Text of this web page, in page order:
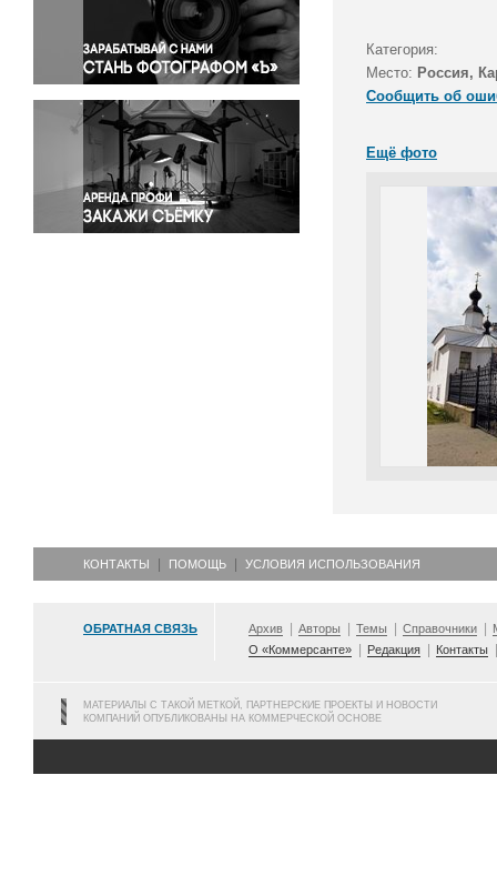
Правосудие
Происшествия и конфликты
Религия
Светская жизнь
Спорт
Экология
Экономика и бизнес
Категория:
Место: Россия,
Сообщить об
Ещё фото
КОНТАКТЫ ПОМОЩЬ УСЛОВИЯ ИСПОЛЬЗОВАНИЯ
ОБРАТНАЯ СВЯЗЬ Архив Авторы Темы Справочники
О «Коммерсанте»
Редакция Контакты
МАТЕРИАЛЫ С ТАКОЙ МЕТКОЙ, ПАРТНЕРСКИЕ ПРОЕКТЫ И НОВОСТИ
КОМПАНИЙ ОПУБЛИКОВАНЫ НА КОММЕРЧЕСКОЙ ОСНОВЕ